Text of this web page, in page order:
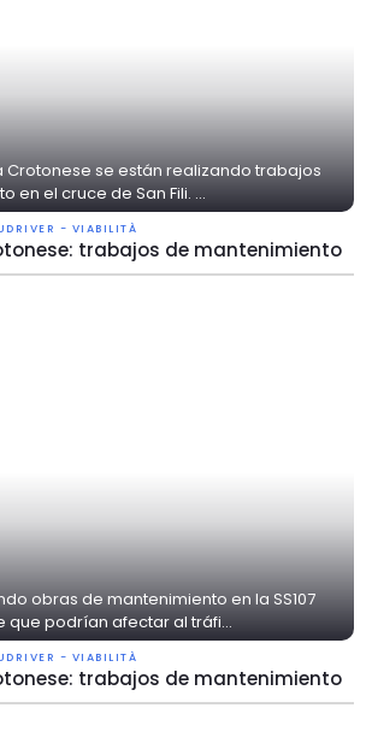
Crotonese se están realizando trabajos
en el cruce de San Fili. ...
- VIABILITÀ
trabajos de mantenimiento
obras de mantenimiento en la SS107
que podrían afectar al tráfi...
- VIABILITÀ
trabajos de mantenimiento